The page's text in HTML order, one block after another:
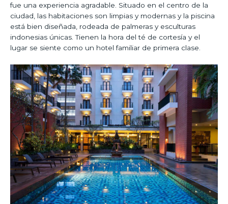
fue una experiencia agradable. Situado en el centro de la
ciudad, las habitaciones son limpias y modernas y la piscina
está bien diseñada, rodeada de palmeras y esculturas
indonesias únicas. Tienen la hora del té de cortesía y el
lugar se siente como un hotel familiar de primera clase.